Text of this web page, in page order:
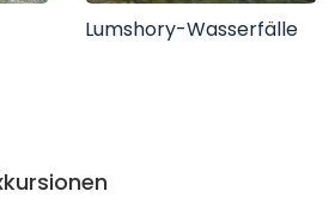
Lumshory-Wasserfälle